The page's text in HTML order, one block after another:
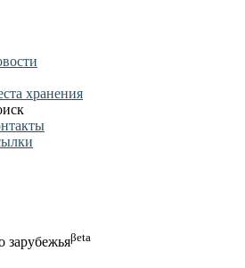
хранения
зарубежьяβeta